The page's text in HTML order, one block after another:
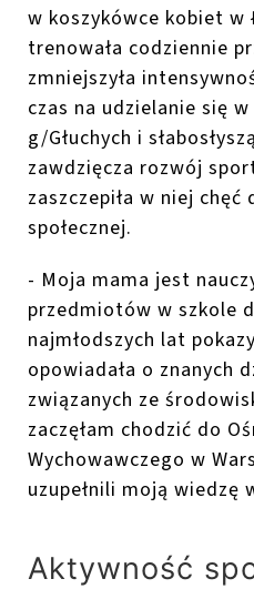
w koszykówce kobiet w
trenowała codziennie
zmniejszyła
czas na udzielanie się
g/Głuchych i
zawdzięcza rozwój
zaszczepiła w niej
społecznej.
- Moja mama jest
przedmiotów w szkole
najmłodszych lat
opowiadała o znanych
związanych ze
zaczęłam chodzić do
Wychowawczego w
uzupełnili moją wiedzę
Aktywność